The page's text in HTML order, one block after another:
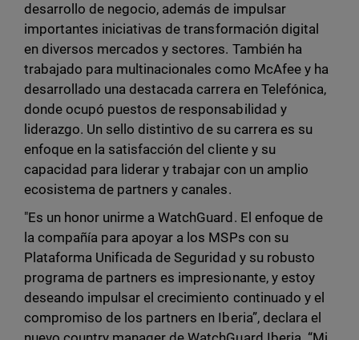
desarrollo de negocio, además de impulsar
importantes iniciativas de transformación digital
en diversos mercados y sectores. También ha
trabajado para multinacionales como McAfee y ha
desarrollado una destacada carrera en Telefónica,
donde ocupó puestos de responsabilidad y
liderazgo. Un sello distintivo de su carrera es su
enfoque en la satisfacción del cliente y su
capacidad para liderar y trabajar con un amplio
ecosistema de partners y canales.
"Es un honor unirme a WatchGuard. El enfoque de
la compañía para apoyar a los MSPs con su
Plataforma Unificada de Seguridad y su robusto
programa de partners es impresionante, y estoy
deseando impulsar el crecimiento continuado y el
compromiso de los partners en Iberia”, declara el